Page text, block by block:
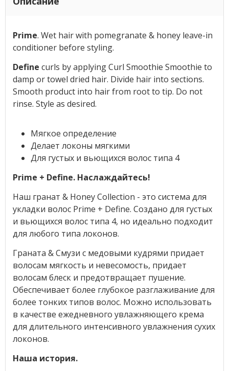
Prime. Wet hair with pomegranate & honey leave-in
conditioner before styling.
Define curls by applying Curl Smoothie Smoothie to
damp or towel dried hair. Divide hair into sections.
Smooth product into hair from root to tip. Do not
rinse. Style as desired.
Мягкое определение
Делает локоны мягкими
Для густых и вьющихся волос типа 4
Prime + Define. Наслаждайтесь!
Наш гранат & Honey Collection - это система для
укладки волос Prime + Define. Создано для густых
и вьющихся волос типа 4, но идеально подходит
для любого типа локонов.
Граната & Смузи с медовыми кудрями придает
волосам мягкость и невесомость, придает
волосам блеск и предотвращает пушение.
Обеспечивает более глубокое разглаживание для
более тонких типов волос. Можно использовать
в качестве ежедневного увлажняющего крема
для длительного интенсивного увлажнения сухих
локонов.
Наша история.